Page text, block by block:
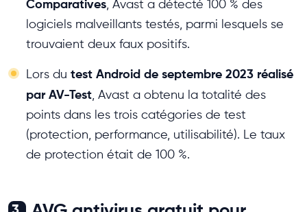
Comparatives , Avast a détecté 100 % des
logiciels malveillants testés, parmi lesquels se
trouvaient deux faux positifs.
Lors du test Android de septembre 2023 réalisé
par AV-Test , Avast a obtenu la totalité des
points dans les trois catégories de test
(protection, performance, utilisabilité). Le taux
de protection était de 100 %.